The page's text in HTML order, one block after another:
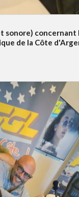
sonore) concernant
de la Côte